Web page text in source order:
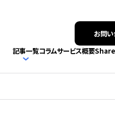
お問
記事一覧コラムサービス概要